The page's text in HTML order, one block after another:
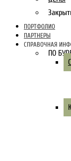
ПОРТФОЛИО
ПАРТНЕРЫ
СПРАВОЧНАЯ
ПО